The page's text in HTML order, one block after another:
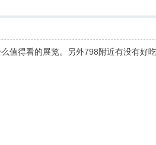
值得看的展览。另外798附近有没有好